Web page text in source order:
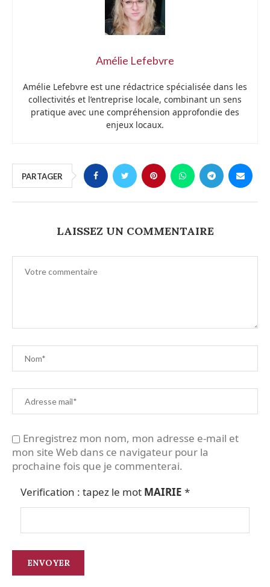
Amélie Lefebvre
Amélie Lefebvre est une rédactrice spécialisée dans les
collectivités et l’entreprise locale, combinant un sens
pratique avec une compréhension approfondie des
enjeux locaux.
PARTAGER
LAISSEZ UN COMMENTAIRE
Enregistrez mon nom, mon adresse e-mail et
mon site Web dans ce navigateur pour la
prochaine fois que je commenterai.
Verification : tapez le mot MAIRIE *